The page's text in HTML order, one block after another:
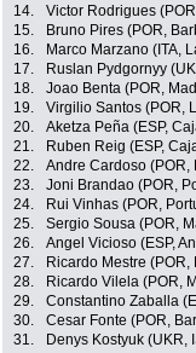
14.
Victor Rodrigues
15.
Bruno Pires (POR,
16.
Marco Marzano (ITA,
17.
Ruslan Pydgornyy
18.
Joao Benta (POR,
19.
Virgilio Santos (POR,
20.
Aketza Peña (ESP,
21.
Ruben Reig (ESP,
22.
Andre Cardoso (POR,
23.
Joni Brandao (POR,
24.
Rui Vinhas (POR,
25.
Sergio Sousa (POR,
26.
Angel Vicioso (ESP,
27.
Ricardo Mestre
28.
Ricardo Vilela (POR,
29.
Constantino Zaballa
30.
Cesar Fonte (POR,
31.
Denys Kostyuk (UKR,